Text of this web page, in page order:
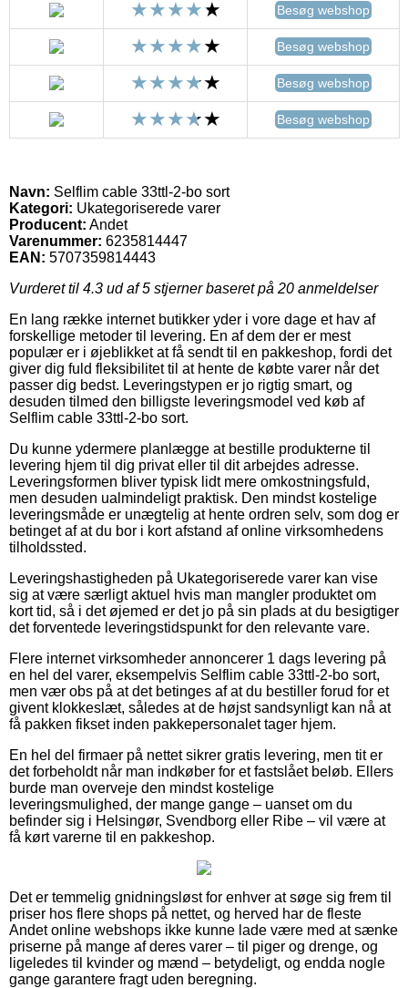
Besøg webshop
Besøg webshop
Besøg webshop
Besøg webshop
Navn: Selflim cable 33ttl-2-bo sort
Kategori: Ukategoriserede varer
Producent: Andet
Varenummer: 6235814447
EAN: 5707359814443
Vurderet til 4.3 ud af 5 stjerner baseret på 20 anmeldelser
En lang række internet butikker yder i vore dage et hav af
forskellige metoder til levering. En af dem der er mest
populær er i øjeblikket at få sendt til en pakkeshop, fordi det
giver dig fuld fleksibilitet til at hente de købte varer når det
passer dig bedst. Leveringstypen er jo rigtig smart, og
desuden tilmed den billigste leveringsmodel ved køb af
Selflim cable 33ttl-2-bo sort.
Du kunne ydermere planlægge at bestille produkterne til
levering hjem til dig privat eller til dit arbejdes adresse.
Leveringsformen bliver typisk lidt mere omkostningsfuld,
men desuden ualmindeligt praktisk. Den mindst kostelige
leveringsmåde er unægtelig at hente ordren selv, som dog er
betinget af at du bor i kort afstand af online virksomhedens
tilholdssted.
Leveringshastigheden på Ukategoriserede varer kan vise
sig at være særligt aktuel hvis man mangler produktet om
kort tid, så i det øjemed er det jo på sin plads at du besigtiger
det forventede leveringstidspunkt for den relevante vare.
Flere internet virksomheder annoncerer 1 dags levering på
en hel del varer, eksempelvis Selflim cable 33ttl-2-bo sort,
men vær obs på at det betinges af at du bestiller forud for et
givent klokkeslæt, således at de højst sandsynligt kan nå at
få pakken fikset inden pakkepersonalet tager hjem.
En hel del firmaer på nettet sikrer gratis levering, men tit er
det forbeholdt når man indkøber for et fastslået beløb. Ellers
burde man overveje den mindst kostelige
leveringsmulighed, der mange gange – uanset om du
befinder sig i Helsingør, Svendborg eller Ribe – vil være at
få kørt varerne til en pakkeshop.
Det er temmelig gnidningsløst for enhver at søge sig frem til
priser hos flere shops på nettet, og herved har de fleste
Andet online webshops ikke kunne lade være med at sænke
priserne på mange af deres varer – til piger og drenge, og
ligeledes til kvinder og mænd – betydeligt, og endda nogle
gange garantere fragt uden beregning.